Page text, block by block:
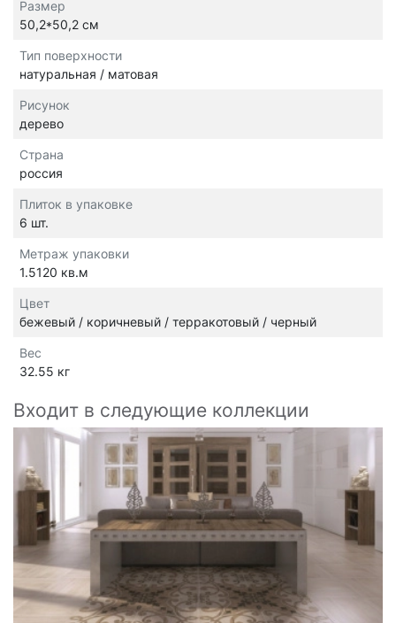
Размер
50,2*50,2 см
Тип поверхности
натуральная / матовая
Рисунок
дерево
Страна
россия
Плиток в упаковке
6 шт.
Метраж упаковки
1.5120 кв.м
Цвет
бежевый / коричневый / терракотовый / черный
Вес
32.55 кг
Входит в следующие коллекции